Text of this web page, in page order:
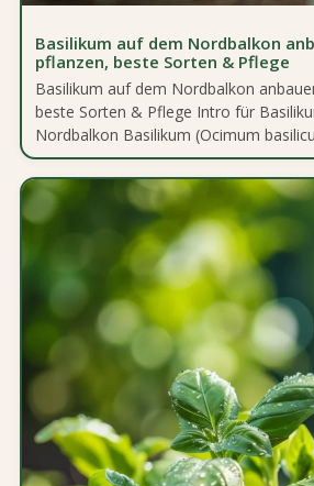
Basilikum auf dem Nordbalkon
pflanzen, beste Sorten & Pflege
Basilikum auf dem Nordbalkon
beste Sorten & Pflege Intro für
Nordbalkon Basilikum (Ocimum